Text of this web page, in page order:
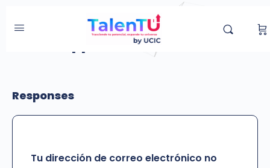
Responses
Tu dirección de correo electrónico no